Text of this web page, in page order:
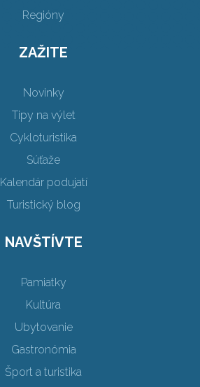
Regióny
ZAŽITE
Novinky
Tipy na výlet
Cykloturistika
Súťaže
Kalendár podujatí
Turistický blog
NAVŠTÍVTE
Pamiatky
Kultúra
Ubytovanie
Gastronómia
Šport a turistika